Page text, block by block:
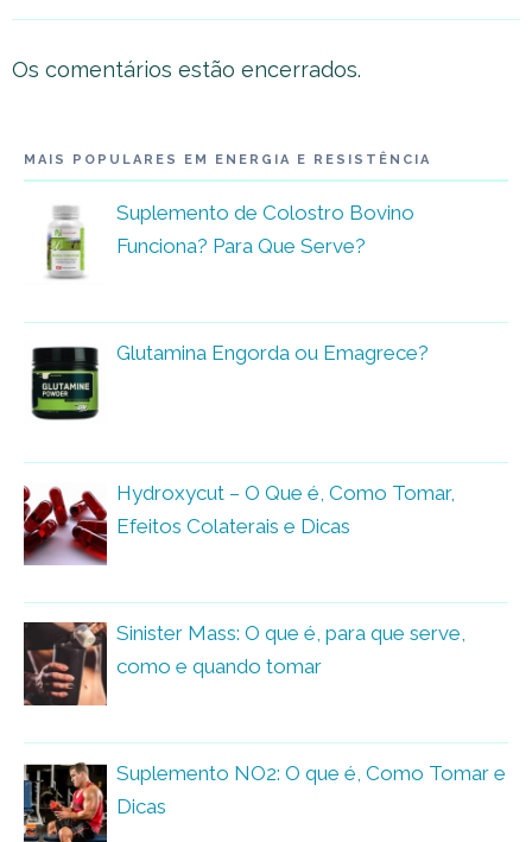
Os comentários estão encerrados.
MAIS POPULARES EM ENERGIA E RESISTÊNCIA
Suplemento de Colostro Bovino
Funciona? Para Que Serve?
Glutamina Engorda ou Emagrece?
Hydroxycut – O Que é, Como Tomar,
Efeitos Colaterais e Dicas
Sinister Mass: O que é, para que serve,
como e quando tomar
Suplemento NO2: O que é, Como Tomar e
Dicas